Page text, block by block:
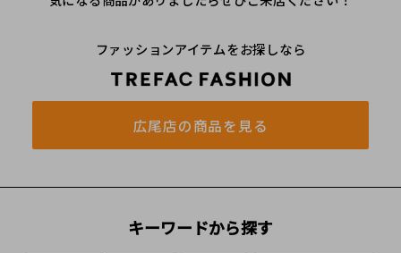
ファッションアイテムをお探しなら
広尾店の商品を見る
キーワードから探す